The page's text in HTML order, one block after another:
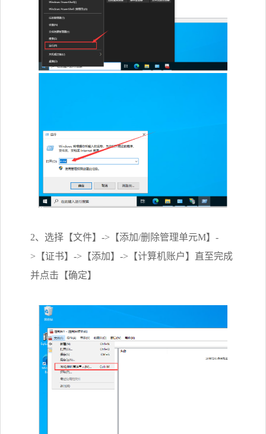
2、选择【文件】->【添加/删除管理单元M】-
>【证书】->【添加】->【计算机账户】直至完成
并点击【确定】